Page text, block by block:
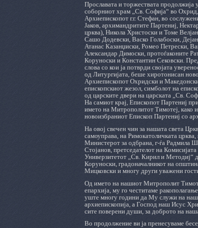
Прославата и торжествата продолжија
соборниот храм „Св. Софија“ во Охрид,
Архиепископот г.г. Стефан, во
Јаков, архимандритите Партениј,
црква), Никола Христоски и Томе
Сашо Додевски, Васко Голабоски,
Атанас Казанџиски, Ромео Петрески,
Александар Димоски, протоѓаконите
Коруноски и Константин Сековски.
слова со кои ја потврди својата
од Литургијата, беше хиротонисан
Архиепископот Охридски и
епископскиот жезол, симболот на
од царските двери на царската „Св.
На самиот крај, Епископот Партениј
името на Митрополитот Тимотеј, како
новоизбраниот Епископ Партениј со
На овој свечен чин за нашата света
самоуправа, на Римокатоличката
Министерот за одбрана, г-ѓа Радмила
Стојанов, претседателот на
Универзитетот „Св. Кирил и Методиј“
Коруноски, градоначалникот на
Мицковски и многу други уважени
Од името на нашиот Митрополит
епархија, му го честитаме
уште многу години да Му служи на
архиепископија, а Господ наш Исус
сите поверени души, за доброто на
Во продолжение ви ја пренесуваме